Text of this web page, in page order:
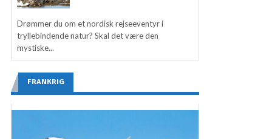
Drømmer du om et nordisk rejseeventyr i
tryllebindende natur? Skal det være den
mystiske...
FRANKRIG